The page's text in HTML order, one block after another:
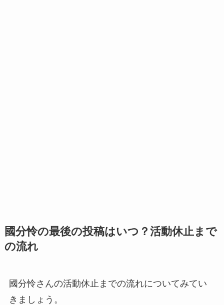
國分怜の最後の投稿はいつ？活動休止まで
の流れ
國分怜さんの活動休止までの流れについてみてい
きましょう。